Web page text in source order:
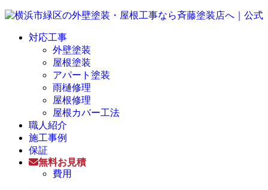
対応工事
外壁塗装
屋根塗装
アパート塗装
雨樋修理
屋根修理
屋根カバー工法
職人紹介
施工事例
保証
無料お見積
費用